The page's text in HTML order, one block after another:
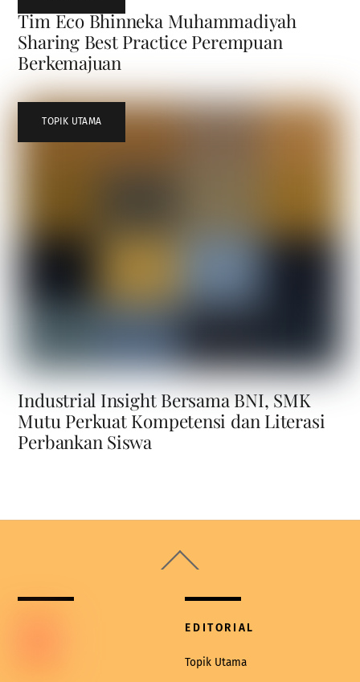
Tim Eco Bhinneka Muhammadiyah
Sharing Best Practice Perempuan
Berkemajuan
TOPIK UTAMA
Industrial Insight Bersama BNI, SMK
Mutu Perkuat Kompetensi dan Literasi
Perbankan Siswa
To
EDITORIAL
Topik Utama